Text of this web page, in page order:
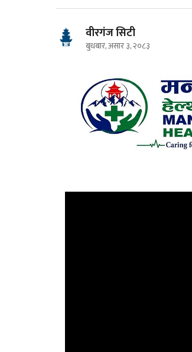
वीरगंज सिटी
बुधबार, असार ३, २०८३